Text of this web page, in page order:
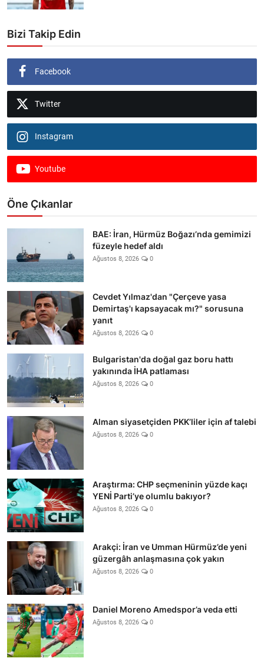
Bizi Takip Edin
Facebook
Twitter
Instagram
Youtube
Öne Çıkanlar
BAE: İran, Hürmüz Boğazı’nda gemimizi
füzeyle hedef aldı
Ağustos 8, 2026 0
Cevdet Yılmaz'dan "Çerçeve yasa
Demirtaş'ı kapsayacak mı?" sorusuna
yanıt
Ağustos 8, 2026 0
Bulgaristan'da doğal gaz boru hattı
yakınında İHA patlaması
Ağustos 8, 2026 0
Alman siyasetçiden PKK’liler için af talebi
Ağustos 8, 2026 0
Araştırma: CHP seçmeninin yüzde kaçı
YENİ Parti’ye olumlu bakıyor?
Ağustos 8, 2026 0
Arakçi: İran ve Umman Hürmüz’de yeni
güzergâh anlaşmasına çok yakın
Ağustos 8, 2026 0
Daniel Moreno Amedspor’a veda etti
Ağustos 8, 2026 0